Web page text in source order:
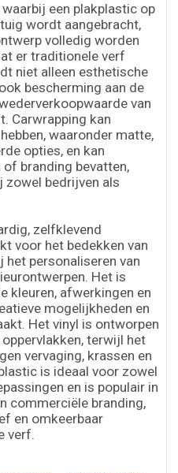
een plakplastic op
wordt aangebracht,
volledig worden
er traditionele verf
niet alleen esthetische
bescherming aan de
van
Carwrapping kan
waaronder matte,
opties, en kan
branding bevatten,
zowel bedrijven als
zelfklevend
voor het bedekken van
het personaliseren van
Het is
kleuren, afwerkingen en
mogelijkheden en
Het vinyl is ontworpen
terwijl het
vervaging, krassen en
is ideaal voor zowel
en is populair in
commerciële branding,
en omkeerbaar
verf.